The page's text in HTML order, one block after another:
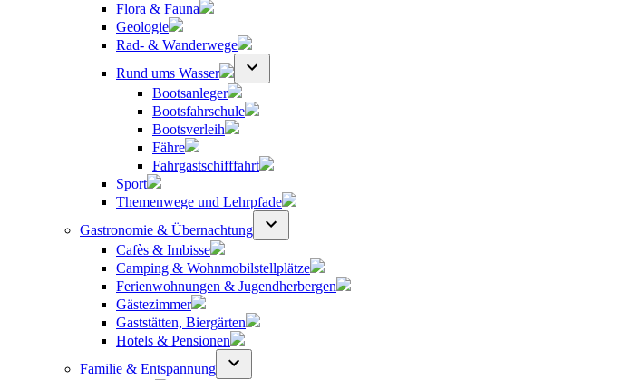
Flora & Fauna
Geologie
Rad- & Wanderwege
Rund ums Wasser
Bootsanleger
Bootsfahrschule
Bootsverleih
Fähre
Fahrgastschifffahrt
Sport
Themenwege und Lehrpfade
Gastronomie & Übernachtung
Cafès & Imbisse
Camping & Wohnmobilstellplätze
Ferienwohnungen & Jugendherbergen
Gästezimmer
Gaststätten, Biergärten
Hotels & Pensionen
Familie & Entspannung